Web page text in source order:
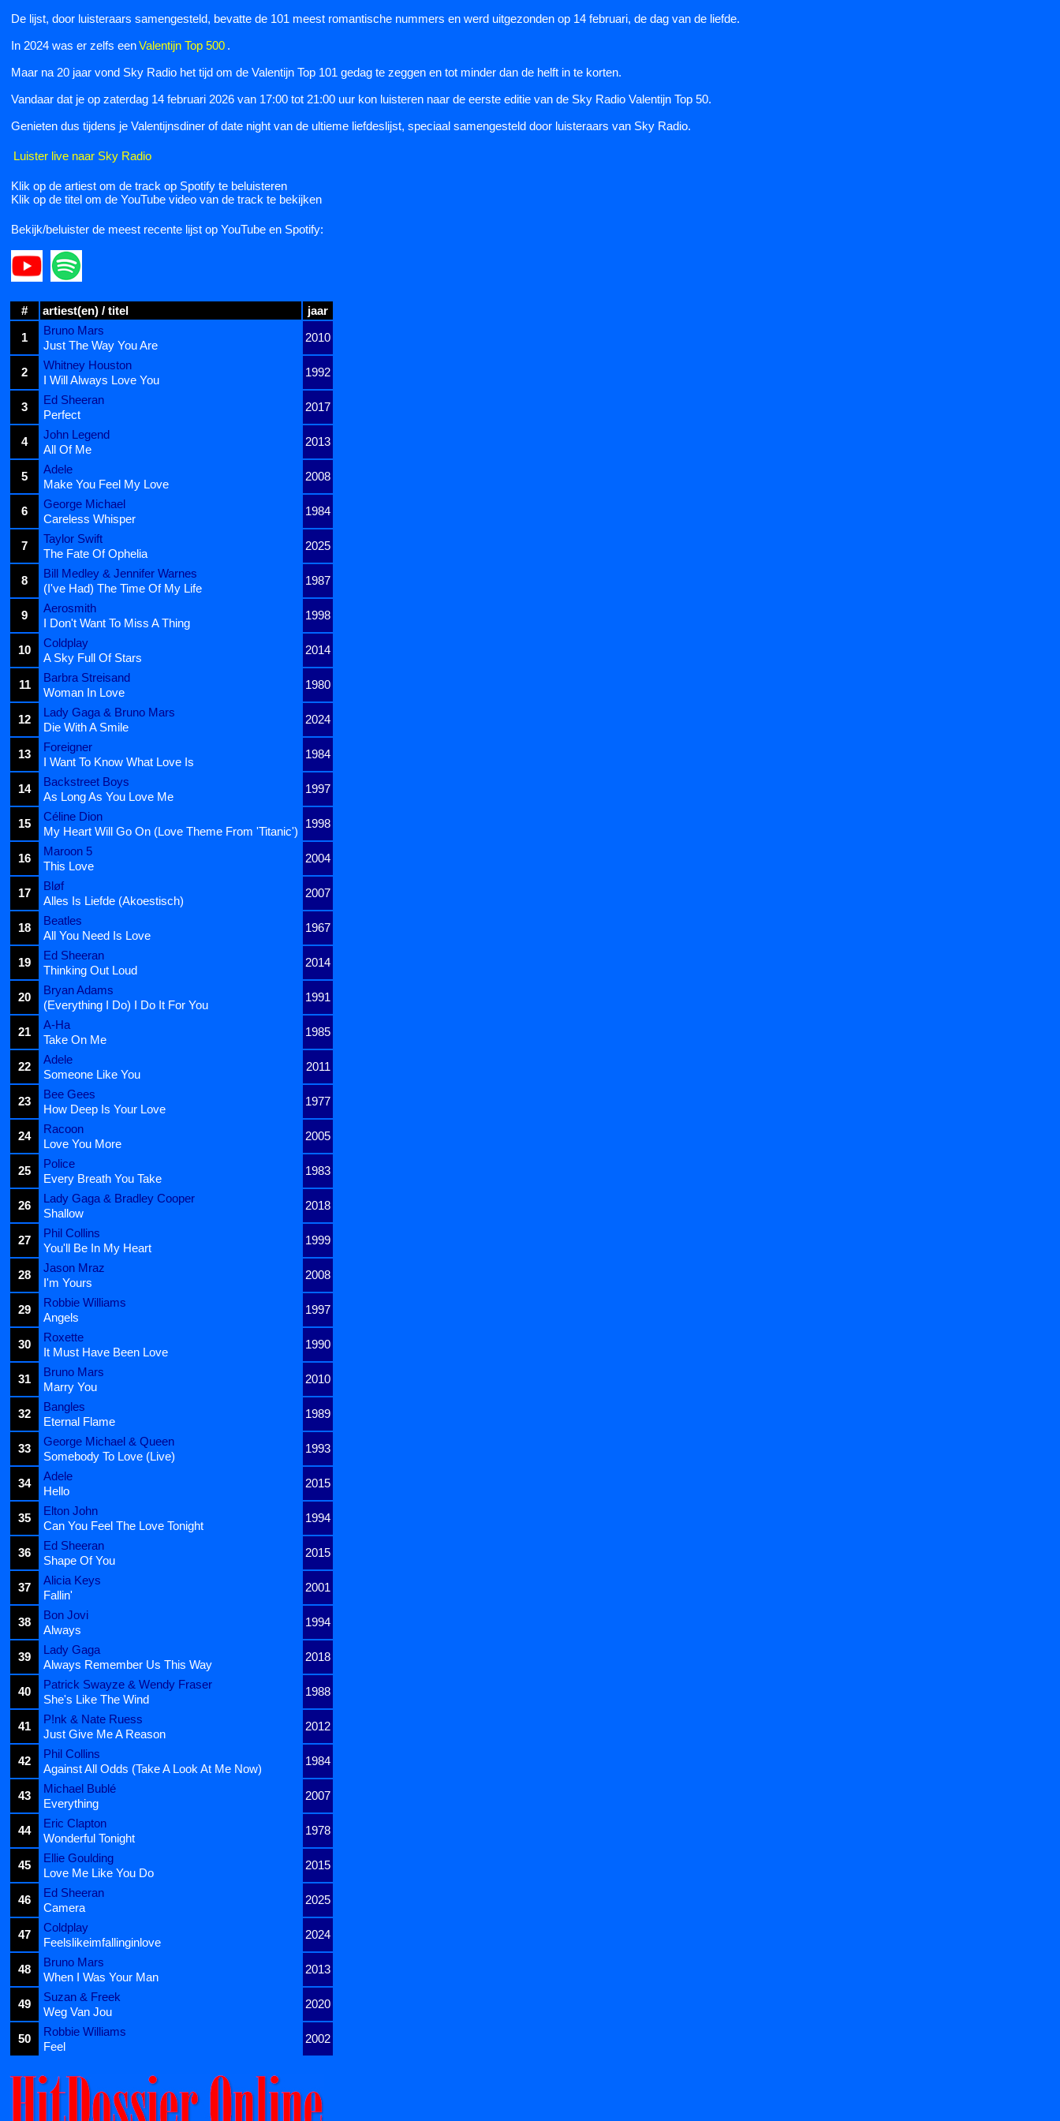
De lijst, door luisteraars samengesteld, bevatte de 101 meest romantische nummers en werd uitgezonden op 14 februari, de dag van de liefde.
In 2024 was er zelfs eenValentijn Top 500 .
Maar na 20 jaar vond Sky Radio het tijd om de Valentijn Top 101 gedag te zeggen en tot minder dan de helft in te korten.
Vandaar dat je op zaterdag 14 februari 2026 van 17:00 tot 21:00 uur kon luisteren naar de eerste editie van de Sky Radio Valentijn Top 50.
Genieten dus tijdens je Valentijnsdiner of date night van de ultieme liefdeslijst, speciaal samengesteld door luisteraars van Sky Radio.
Luister live naar Sky Radio
Klik op de artiest om de track op Spotify te beluisteren
Klik op de titel om de YouTube video van de track te bekijken
Bekijk/beluister de meest recente lijst op YouTube en Spotify:
# artiest(en) / titel
jaar
1
Bruno Mars
2010
Just The Way You Are
2
Whitney Houston
1992
I Will Always Love You
3
Ed Sheeran
2017
Perfect
4
John Legend
2013
All Of Me
5
Adele
2008
Make You Feel My Love
6
George Michael
1984
Careless Whisper
7
Taylor Swift
2025
The Fate Of Ophelia
8
Bill Medley & Jennifer Warnes
1987
(I've Had) The Time Of My Life
9
Aerosmith
1998
I Don't Want To Miss A Thing
10
Coldplay
2014
A Sky Full Of Stars
11
Barbra Streisand
1980
Woman In Love
12
Lady Gaga & Bruno Mars
2024
Die With A Smile
13
Foreigner
1984
I Want To Know What Love Is
14
Backstreet Boys
1997
As Long As You Love Me
15
Céline Dion
1998
My Heart Will Go On (Love Theme From 'Titanic')
16
Maroon 5
2004
This Love
17
Bløf
2007
Alles Is Liefde (Akoestisch)
18
Beatles
1967
All You Need Is Love
19
Ed Sheeran
2014
Thinking Out Loud
20
Bryan Adams
1991
(Everything I Do) I Do It For You
21
A-Ha
1985
Take On Me
22
Adele
2011
Someone Like You
23
Bee Gees
1977
How Deep Is Your Love
24
Racoon
2005
Love You More
25
Police
1983
Every Breath You Take
26
Lady Gaga & Bradley Cooper
2018
Shallow
27
Phil Collins
1999
You'll Be In My Heart
28
Jason Mraz
2008
I'm Yours
29
Robbie Williams
1997
Angels
30
Roxette
1990
It Must Have Been Love
31
Bruno Mars
2010
Marry You
32
Bangles
1989
Eternal Flame
33
George Michael & Queen
1993
Somebody To Love (Live)
34
Adele
2015
Hello
35
Elton John
1994
Can You Feel The Love Tonight
36
Ed Sheeran
2015
Shape Of You
37
Alicia Keys
2001
Fallin'
38
Bon Jovi
1994
Always
39
Lady Gaga
2018
Always Remember Us This Way
40
Patrick Swayze & Wendy Fraser
1988
She's Like The Wind
41
P!nk & Nate Ruess
2012
Just Give Me A Reason
42
Phil Collins
1984
Against All Odds (Take A Look At Me Now)
43
Michael Bublé
2007
Everything
44
Eric Clapton
1978
Wonderful Tonight
45
Ellie Goulding
2015
Love Me Like You Do
46
Ed Sheeran
2025
Camera
47
Coldplay
2024
Feelslikeimfallinginlove
48
Bruno Mars
2013
When I Was Your Man
49
Suzan & Freek
2020
Weg Van Jou
50
Robbie Williams
2002
Feel